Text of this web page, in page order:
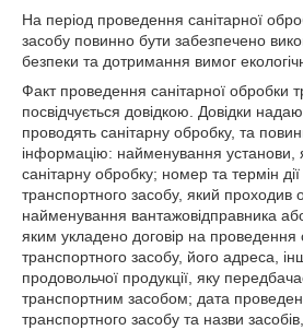
На період проведення санітарної
засобу повинно бути забезпечено
безпеки та дотримання вимог
Факт проведення санітарної обробки
посвідчується довідкою. Довідки
проводять санітарну обробку, та
інформацію: найменування установи,
санітарну обробку; номер та термін дії
транспортного засобу, який проходив
найменування вантажовідправника
яким укладено договір на проведення
транспортного засобу, його адреса,
продовольчої продукції, яку
транспортним засобом; дата
транспортного засобу та назви